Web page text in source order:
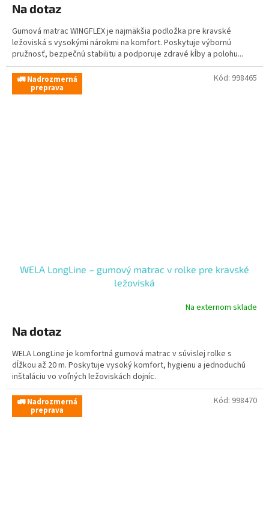
Na dotaz
Gumová matrac WINGFLEX je najmäkšia podložka pre kravské
ležoviská s vysokými nárokmi na komfort. Poskytuje výbornú
pružnosť, bezpečnú stabilitu a podporuje zdravé kĺby a polohu...
🚛 Nadrozmerná
preprava
WELA LongLine – gumový matrac v rolke pre kravské
ležoviská
Na externom sklade
Na dotaz
WELA LongLine je komfortná gumová matrac v súvislej rolke s
dĺžkou až 20 m. Poskytuje vysoký komfort, hygienu a jednoduchú
inštaláciu vo voľných ležoviskách dojníc.
Kód: 998465
🚛 Nadrozmerná
preprava
Kód: 998470